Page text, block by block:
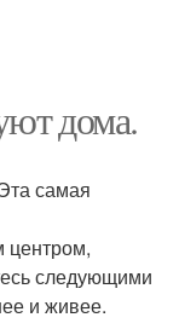
дома.
самая
центром,
следующими
и живее.